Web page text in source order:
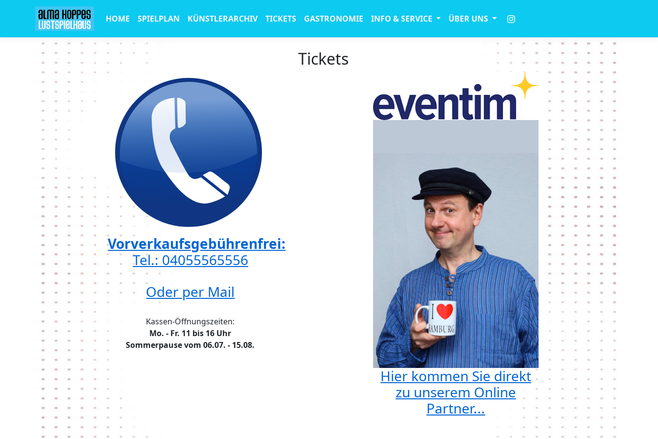
HOME SPIELPLAN KÜNSTLERARCHIV TICKETS GASTRONOMIE INFO & SERVICE ÜBER UNS
Tickets
Vorverkaufsgebührenfrei:
Tel.: 04055565556
Oder per Mail
Kassen-Öffnungszeiten:
Mo. - Fr. 11 bis 16 Uhr
Sommerpause vom 06.07. - 15.08.
Hier kommen Sie direkt
zu unserem Online
Partner...